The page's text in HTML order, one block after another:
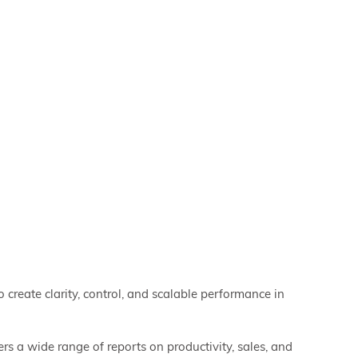
clarity, control, and scalable performance in
a wide range of reports on productivity, sales, and